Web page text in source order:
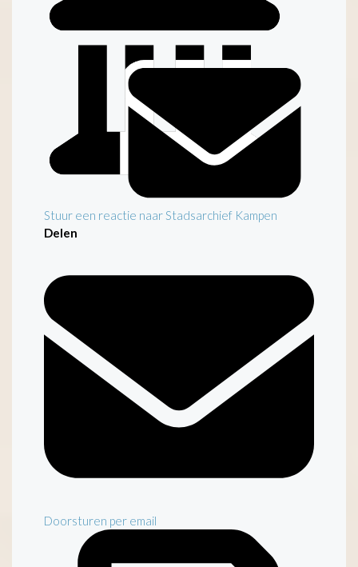
Stuur een reactie naar Stadsarchief Kampen
Delen
Doorsturen per email